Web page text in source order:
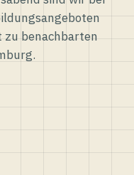
benachbarten